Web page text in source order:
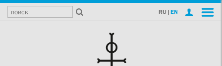
RU | EN